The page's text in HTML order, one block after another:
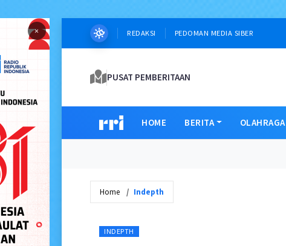
× REDAKSI PEDOMAN MEDIA SIBER
PUSAT PEMBERITAAN
HOME BERITA OLAHRAGA
Home Indepth
INDEPTH